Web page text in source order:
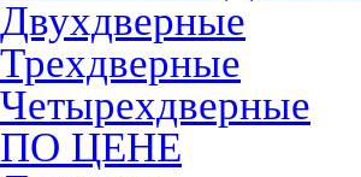
Двухдверные
Трехдверные
Четырехдверные
ПО ЦЕНЕ